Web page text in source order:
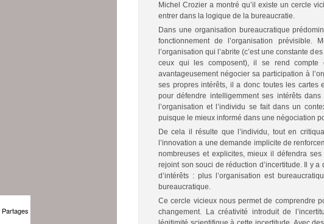
Michel Crozier a montré qu’il existe un cercle
entrer dans la logique de la bureaucratie.
Dans une organisation bureaucratique
fonctionnement de l’organisation prévisible.
l’organisation qui l’abrite (c’est une constante
ceux qui les composent), il se rend
avantageusement négocier sa participation à
ses propres intérêts, il a donc toutes les cartes
pour défendre intelligemment ses intérêts
l’organisation et l’individu se fait dans un
puisque le mieux informé dans une négociation
De cela il résulte que l’individu, tout en
l’innovation a une demande implicite de
nombreuses et explicites, mieux il défendra
rejoint son souci de réduction d’incertitude. Il y
d’intérêts : plus l’organisation est
bureaucratique.
Ce cercle vicieux nous permet de comprendre
changement. La créativité introduit de
Partages